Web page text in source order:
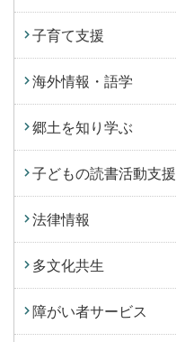
子育て支援
海外情報・語学
郷土を知り学ぶ
子どもの読書活動支援
法律情報
多文化共生
障がい者サービス